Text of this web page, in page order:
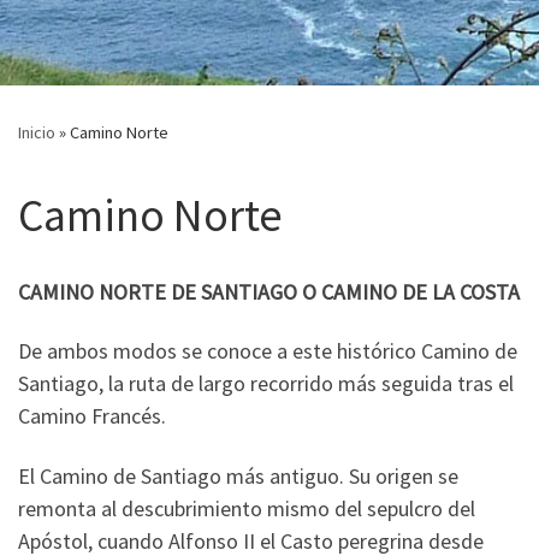
Inicio »Camino Norte
Camino Norte
CAMINO NORTE DE SANTIAGO O CAMINO DE LA COSTA
De ambos modos se conoce a este histórico Camino de
Santiago, la ruta de largo recorrido más seguida tras el
Camino Francés.
El Camino de Santiago más antiguo. Su origen se
remonta al descubrimiento mismo del sepulcro del
Apóstol, cuando Alfonso II el Casto peregrina desde